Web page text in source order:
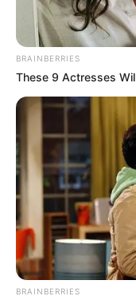
Las citas a los
BRAINBERRIES
These 9 Actresses
BRAINBERRIES